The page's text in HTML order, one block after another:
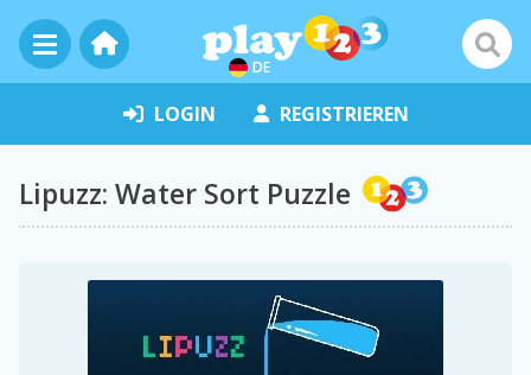
DE
LOGIN REGISTRIEREN
Lipuzz: Water Sort Puzzle